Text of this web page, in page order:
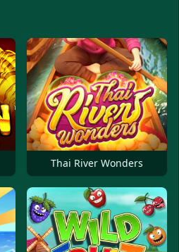
Thai River Wonders